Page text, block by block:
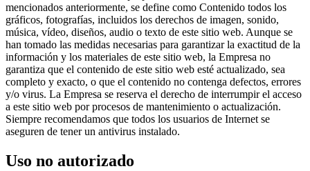
mencionados anteriormente, se define como Contenido todos los
gráficos, fotografías, incluidos los derechos de imagen, sonido,
música, vídeo, diseños, audio o texto de este sitio web. Aunque se
han tomado las medidas necesarias para garantizar la exactitud de la
información y los materiales de este sitio web, la Empresa no
garantiza que el contenido de este sitio web esté actualizado, sea
completo y exacto, o que el contenido no contenga defectos, errores
y/o virus. La Empresa se reserva el derecho de interrumpir el acceso
a este sitio web por procesos de mantenimiento o actualización.
Siempre recomendamos que todos los usuarios de Internet se
aseguren de tener un antivirus instalado.
Uso no autorizado